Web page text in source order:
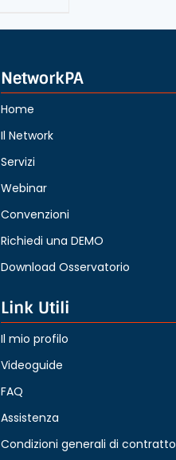
NetworkPA
Home
Il Network
Servizi
Webinar
Convenzioni
Richiedi una DEMO
Download Osservatorio
Link Utili
Il mio profilo
Videoguide
FAQ
Assistenza
Condizioni generali di contratto